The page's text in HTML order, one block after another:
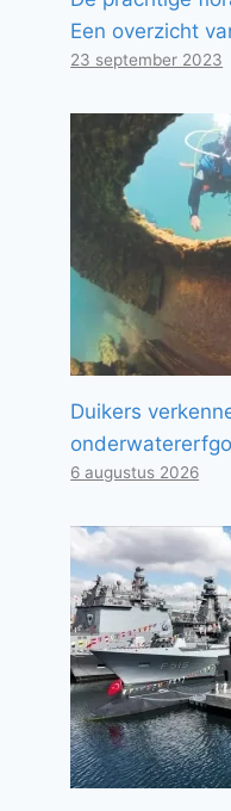
Een overzicht
23 september 2023
Duikers
6 augustus 2026